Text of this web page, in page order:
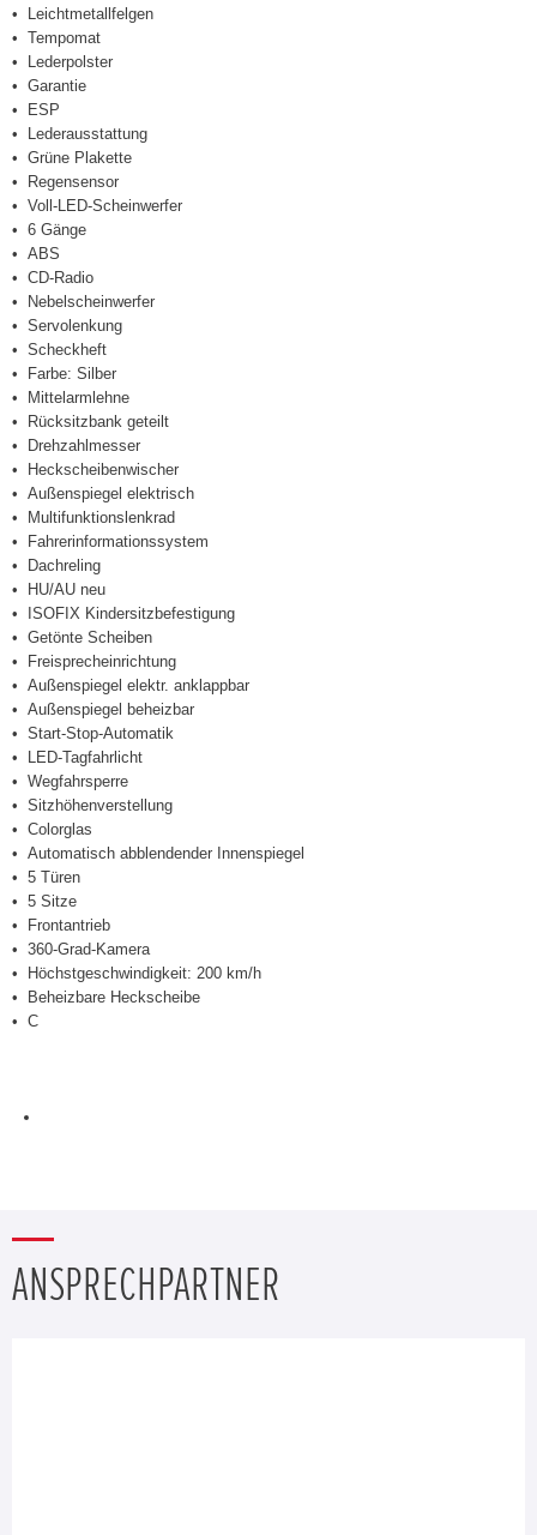
Leichtmetallfelgen
Tempomat
Lederpolster
Garantie
ESP
Lederausstattung
Grüne Plakette
Regensensor
Voll-LED-Scheinwerfer
6 Gänge
ABS
CD-Radio
Nebelscheinwerfer
Servolenkung
Scheckheft
Farbe: Silber
Mittelarmlehne
Rücksitzbank geteilt
Drehzahlmesser
Heckscheibenwischer
Außenspiegel elektrisch
Multifunktionslenkrad
Fahrerinformationssystem
Dachreling
HU/AU neu
ISOFIX Kindersitzbefestigung
Getönte Scheiben
Freisprecheinrichtung
Außenspiegel elektr. anklappbar
Außenspiegel beheizbar
Start-Stop-Automatik
LED-Tagfahrlicht
Wegfahrsperre
Sitzhöhenverstellung
Colorglas
Automatisch abblendender Innenspiegel
5 Türen
5 Sitze
Frontantrieb
360-Grad-Kamera
Höchstgeschwindigkeit: 200 km/h
Beheizbare Heckscheibe
C
ANSPRECHPARTNER